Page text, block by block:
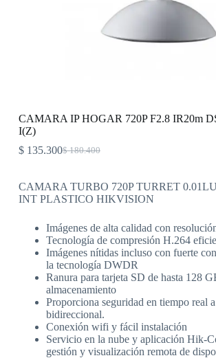
CAMARA IP HOGAR 720P F2.8 IR20m
I(Z)
$180.400
$135.300
CAMARA TURBO 720P TURRET
INT PLASTICO HIKVISION
Imágenes de alta calidad con
Tecnología de compresión H.264
Imágenes nítidas incluso con fuerte
la tecnología DWDR
Ranura para tarjeta SD de hasta 128
almacenamiento
Proporciona seguridad en tiempo real
bidireccional.
Conexión wifi y fácil instalación
Servicio en la nube y aplicación Hik-
gestión y visualización remota de